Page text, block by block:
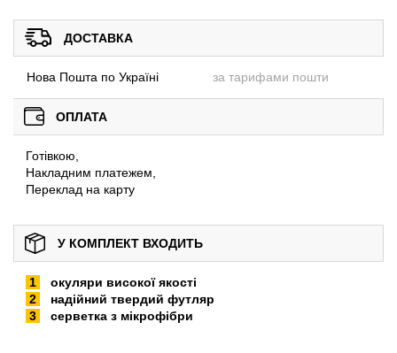
ДОСТАВКА
Нова Пошта по Україні за тарифами пошти
ОПЛАТА
Готівкою,
Накладним платежем,
Переклад на карту
У КОМПЛЕКТ ВХОДИТЬ
окуляри високої якості
надійний твердий футляр
серветка з мікрофібри